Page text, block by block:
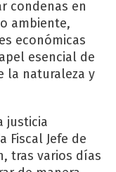
condenas en
ambiente,
económicas
esencial de
la naturaleza y
justicia
Fiscal Jefe de
tras varios días